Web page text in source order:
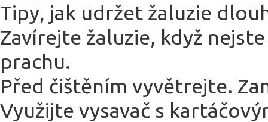
Tipy, jak udržet žaluzie
Zavírejte žaluzie, když
prachu.
Před čištěním vyvětrejte.
Využijte vysavač s